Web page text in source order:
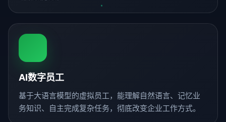
AI数字员工
基于大语言模型的虚拟员工，能理解自然语言、记忆业
务知识、自主完成复杂任务，彻底改变企业工作方式。